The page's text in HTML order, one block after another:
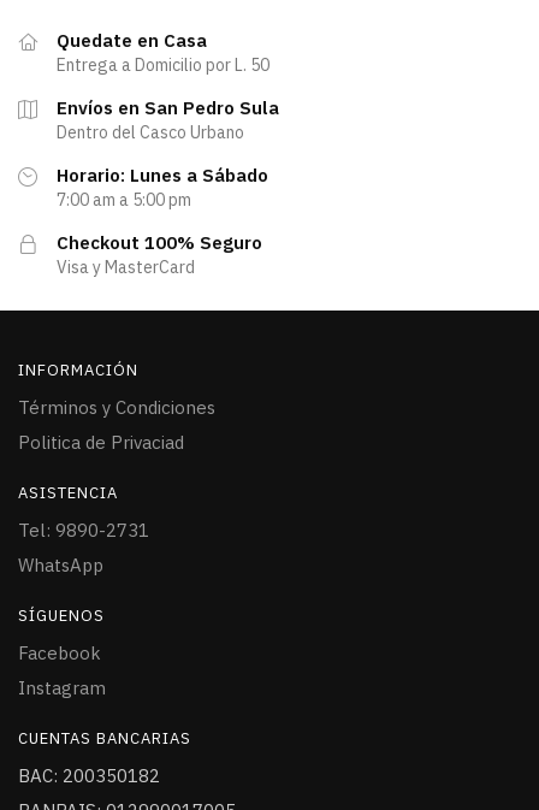
Quedate en Casa
Entrega a Domicilio por L. 50
Envíos en San Pedro Sula
Dentro del Casco Urbano
Horario: Lunes a Sábado
7:00 am a 5:00 pm
Checkout 100% Seguro
Visa y MasterCard
INFORMACIÓN
Términos y Condiciones
Politica de Privaciad
ASISTENCIA
Tel: 9890-2731
WhatsApp
SÍGUENOS
Facebook
Instagram
CUENTAS BANCARIAS
BAC: 200350182